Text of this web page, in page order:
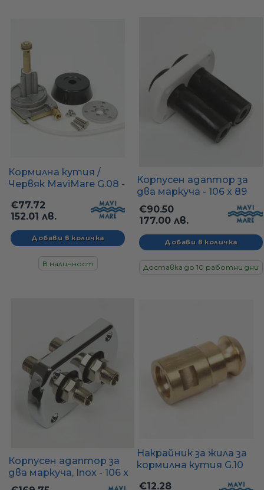
Кормилна кутия /
Червяк MaviMare G.08 -
EN 29775
€77.72
152.01 лв.
В наличност
Корпусен адаптор за
два маркуча - 106 x 89
мм, X.373
€90.50
177.00 лв.
Доставка до 10 работни дни
Корпусен адаптор за
два маркуча, Inox - 106 x
89 мм, X.374
Накрайник за жила за
кормилна кутия G.10
€12.28